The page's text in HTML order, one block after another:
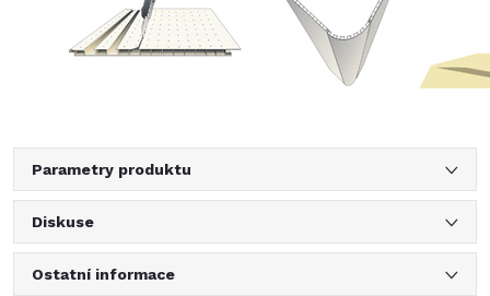
Parametry produktu
Diskuse
Ostatní informace